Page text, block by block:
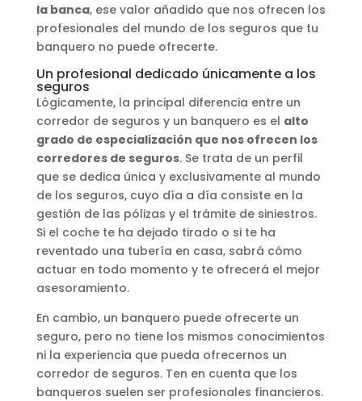
la banca, ese valor añadido que nos ofrecen los
profesionales del mundo de los seguros que tu
banquero no puede ofrecerte.
Un profesional dedicado únicamente a los
seguros
Lógicamente, la principal diferencia entre un
corredor de seguros y un banquero es el alto
grado de especialización que nos ofrecen los
corredores de seguros. Se trata de un perfil
que se dedica única y exclusivamente al mundo
de los seguros, cuyo día a día consiste en la
gestión de las pólizas y el trámite de siniestros.
Si el coche te ha dejado tirado o si te ha
reventado una tubería en casa, sabrá cómo
actuar en todo momento y te ofrecerá el mejor
asesoramiento.
En cambio, un banquero puede ofrecerte un
seguro, pero no tiene los mismos conocimientos
ni la experiencia que pueda ofrecernos un
corredor de seguros. Ten en cuenta que los
banqueros suelen ser profesionales financieros.